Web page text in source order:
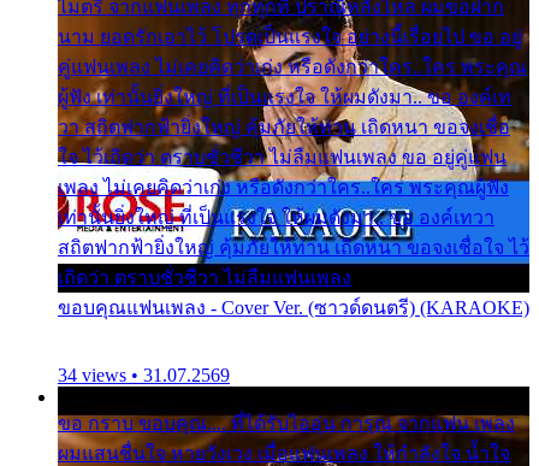
ไมตรี จากแฟนเพลง ทุกทุกที่ ปราณีหลั่งไหล ผมขอฝาก
นาม ยอดรักเอาไว้ โปรดเป็นแรงใจ อย่างนี้เรื่อยไป ขอ อยู่
คู่แฟนเพลง ไม่เคยคิดว่าเก่ง หรือดังกว่าใคร..ใคร พระคุณ
ผู้ฟัง เท่านั้นยิ่งใหญ่ ที่เป็นแรงใจ ให้ผมดังมา.. ขอ องค์เท
วา สถิตฟากฟ้ายิ่งใหญ่ คุ้มภัยให้ท่าน เถิดหนา ขอจงเชื่อ
ใจ ไว้เถิดว่า ตราบชั่วชีวา ไม่ลืมแฟนเพลง ขอ อยู่คู่แฟน
เพลง ไม่เคยคิดว่าเก่ง หรือดังกว่าใคร..ใคร พระคุณผู้ฟัง
เท่านั้นยิ่งใหญ่ ที่เป็นแรงใจ ให้ผมดังมา.. ขอ องค์เทวา
สถิตฟากฟ้ายิ่งใหญ่ คุ้มภัยให้ท่าน เถิดหนา ขอจงเชื่อใจ ไว้
เถิดว่า ตราบชั่วชีวา ไม่ลืมแฟนเพลง
ขอบคุณแฟนเพลง - Cover Ver. (ซาวด์ดนตรี) (KARAOKE)
34 views • 31.07.2569
ขอ กราบ ขอบคุณ.... ที่ได้รับไออุ่น การุณ จากแฟน เพลง
ผมแสนชื่นใจ หายวังเวง เมื่อแฟนเพลง ให้กำลังใจ น้ำใจ